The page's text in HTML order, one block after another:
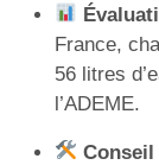
France,
56 litres
l’ADEME.